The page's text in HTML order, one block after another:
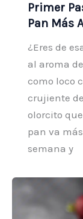
Primer
Pan Más
¿Eres de
al aroma
como loco
crujiente
olorcito
pan va
semana y